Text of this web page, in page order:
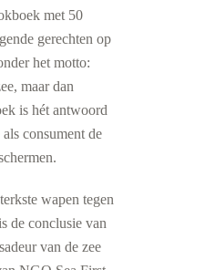
met 50
gerechten op
het motto:
maar dan
is hét antwoord
consument de
wapen tegen
de conclusie van
van de zee